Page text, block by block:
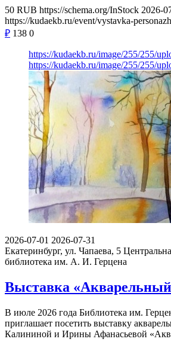
50 RUB https://schema.org/InStock 2026-
https://kudaekb.ru/event/vystavka-
₽ 138 0
https://kudaekb.ru/image/255/255/
https://kudaekb.ru/image/255/255/
2026-07-01 2026-07-31
Екатеринбург, ул. Чапаева, 5
библиотека им. А. И. Герцена
Выставка
В июле 2026 года Библиотека им.
приглашает посетить выставку
Калининой и Ирины Афанасьевой